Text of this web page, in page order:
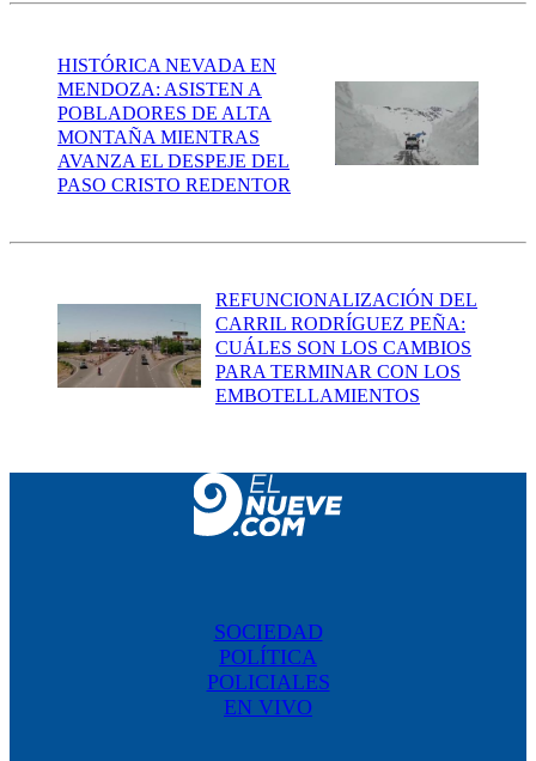
HISTÓRICA NEVADA EN
MENDOZA: ASISTEN A
POBLADORES DE ALTA
MONTAÑA MIENTRAS
AVANZA EL DESPEJE DEL
PASO CRISTO REDENTOR
REFUNCIONALIZACIÓN DEL
CARRIL RODRÍGUEZ PEÑA:
CUÁLES SON LOS CAMBIOS
PARA TERMINAR CON LOS
EMBOTELLAMIENTOS
SOCIEDAD
POLÍTICA
POLICIALES
EN VIVO